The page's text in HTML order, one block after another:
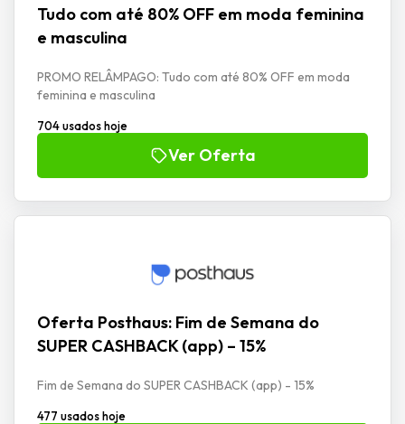
Tudo com até 80% OFF em moda feminina
e masculina
PROMO RELÂMPAGO: Tudo com até 80% OFF em moda
feminina e masculina
704 usados hoje
Ver Oferta
Oferta Posthaus: Fim de Semana do
SUPER CASHBACK (app) – 15%
Fim de Semana do SUPER CASHBACK (app) - 15%
477 usados hoje